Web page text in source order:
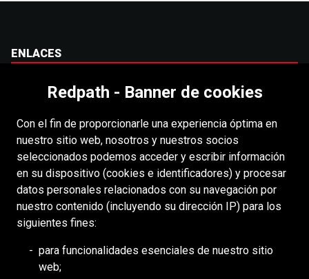
Redpath - Banner de cookies
Con el fin de proporcionarle una experiencia óptima en
nuestro sitio web, nosotros y nuestros socios
seleccionados podemos acceder y escribir información
en su dispositivo (cookies e identificadores) y procesar
datos personales relacionados con su navegación por
nuestro contenido (incluyendo su dirección IP) para los
siguientes fines:
para funcionalidades esenciales de nuestro sitio
web;
ENLACES
Derechos de autor
Acceso
Portal para proveedores
Política de cookies
DEILMANN